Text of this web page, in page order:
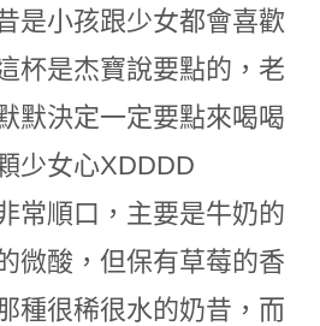
是小孩跟少女都會喜歡
杯是杰寶說要點的，老
默決定一定要點來喝喝
少女心XDDDD
常順口，主要是牛奶的
微酸，但保有草莓的香
種很稀很水的奶昔，而